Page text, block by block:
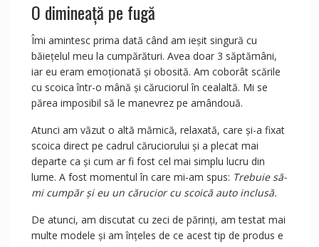
O dimineață pe fugă
Îmi amintesc prima dată când am ieșit singură cu
băiețelul meu la cumpărături. Avea doar 3 săptămâni,
iar eu eram emoționată și obosită. Am coborât scările
cu scoica într-o mână și căruciorul în cealaltă. Mi se
părea imposibil să le manevrez pe amândouă.
Atunci am văzut o altă mămică, relaxată, care și-a fixat
scoica direct pe cadrul căruciorului și a plecat mai
departe ca și cum ar fi fost cel mai simplu lucru din
lume. A fost momentul în care mi-am spus: Trebuie să-
mi cumpăr și eu un cărucior cu scoică auto inclusă.
De atunci, am discutat cu zeci de părinți, am testat mai
multe modele și am înțeles de ce acest tip de produs e